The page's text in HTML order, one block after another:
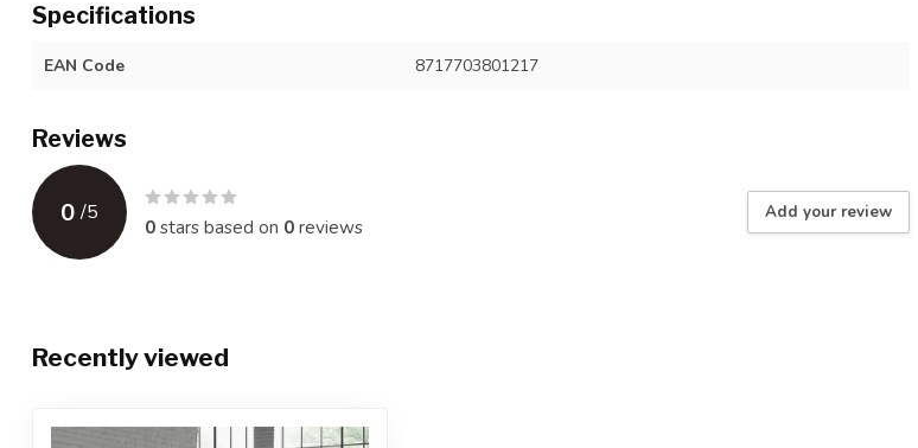
Specifications
EAN Code 8717703801217
Reviews
0 /5
0stars based on 0reviews
Add your review
Recently viewed